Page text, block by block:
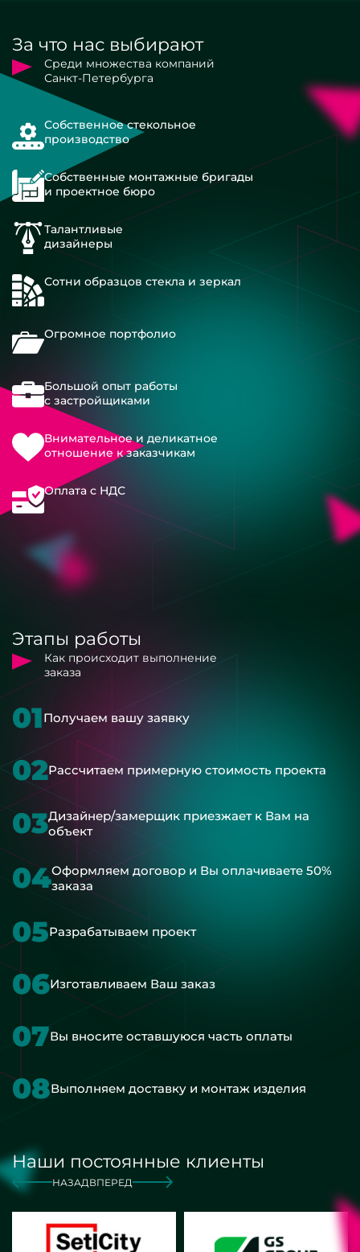
За что нас выбирают
Среди множества компаний
Санкт-Петербурга
Собственное стекольное
производство
Собственные монтажные бригады
и проектное бюро
Талантливые
дизайнеры
Сотни образцов стекла и зеркал
Огромное портфолио
Большой опыт работы
с застройщиками
Внимательное и деликатное
отношение к заказчикам
Оплата с НДС
Этапы работы
Как происходит выполнение
заказа
01Получаем вашу заявку
02Рассчитаем примерную стоимость проекта
03Дизайнер/замерщик приезжает к Вам на
объект
04Оформляем договор и Вы оплачиваете 50%
заказа
05Разрабатываем проект
06Изготавливаем Ваш заказ
07Вы вносите оставшуюся часть оплаты
08Выполняем доставку и монтаж изделия
Наши постоянные клиенты
НАЗАД ВПЕРЕД